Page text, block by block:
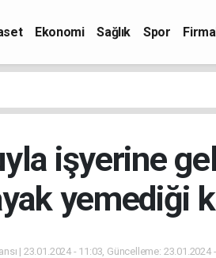
Ekonomi Sağlık Spor
işyerine
yemediği
| 23.01.2024 - 11:03, Güncelleme: 23.01.2024